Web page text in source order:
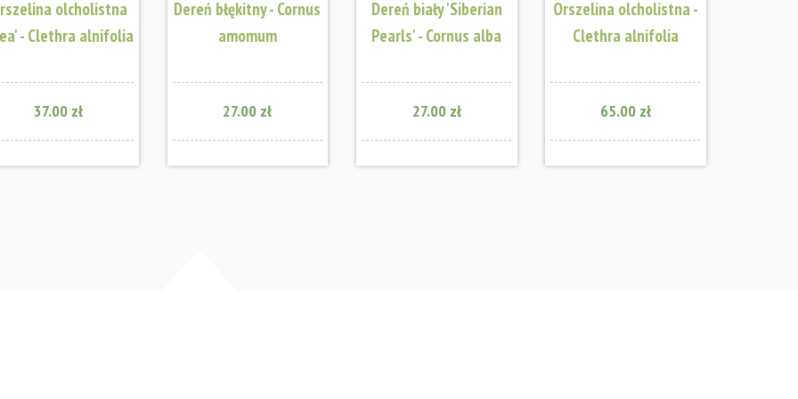
olcholistna
- Clethra alnifolia
37.00 zł
Dereń błękitny - Cornus
amomum
27.00 zł
Dereń biały 'Siberian
Pearls' - Cornus alba
27.00 zł
Orszelina olcholistna -
Clethra alnifolia
65.00 zł